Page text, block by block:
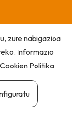
zure nabigazioa
Informazio
Cookien Politika